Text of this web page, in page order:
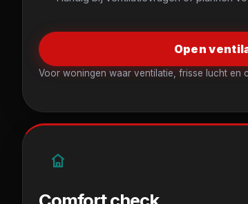
Open
Voor woningen waar ventilatie, frisse lucht en